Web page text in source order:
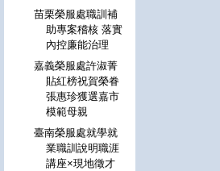
苗栗榮服處職訓補
助專案稽核 落實
內控廉能治理
嘉義榮服處許淑菁
貼紅榜祝賀榮眷
張惠珍獲選嘉市
模範母親
臺南榮服處就學就
業職訓說明職涯
講座×現地徵才